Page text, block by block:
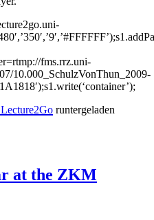
fms.rrz.uni-
10.000_SchulzVonThun_2009-
runtergeladen
at the ZKM